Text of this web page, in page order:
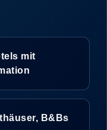
mit
B&Bs